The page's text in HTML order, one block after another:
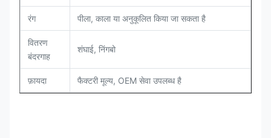
रंग पीला, काला या अनुकूलित किया जा सकता है
वितरण
बंदरगाह
शंघाई, निंगबो
फ़ायदा फैक्टरी मूल्य, OEM सेवा उपलब्ध है